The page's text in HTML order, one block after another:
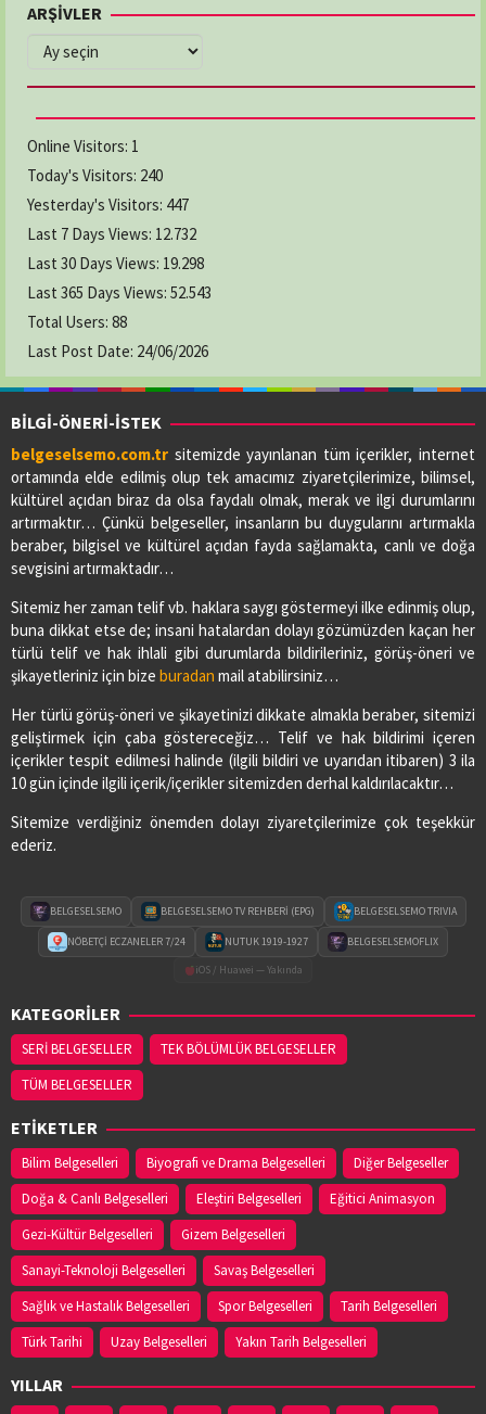
ARŞİVLER
ARŞİVLER
Online Visitors: 1
Today's Visitors: 240
Yesterday's Visitors: 447
Last 7 Days Views: 12.732
Last 30 Days Views: 19.298
Last 365 Days Views: 52.543
Total Users: 88
Last Post Date: 24/06/2026
BİLGİ-ÖNERİ-İSTEK
belgeselsemo.com.tr sitemizde yayınlanan tüm içerikler, internet
ortamında elde edilmiş olup tek amacımız ziyaretçilerimize, bilimsel,
kültürel açıdan biraz da olsa faydalı olmak, merak ve ilgi durumlarını
artırmaktır… Çünkü belgeseller, insanların bu duygularını artırmakla
beraber, bilgisel ve kültürel açıdan fayda sağlamakta, canlı ve doğa
sevgisini artırmaktadır…
Sitemiz her zaman telif vb. haklara saygı göstermeyi ilke edinmiş olup,
buna dikkat etse de; insani hatalardan dolayı gözümüzden kaçan her
türlü telif ve hak ihlali gibi durumlarda bildirileriniz, görüş-öneri ve
şikayetleriniz için bize buradan mail atabilirsiniz…
Her türlü görüş-öneri ve şikayetinizi dikkate almakla beraber, sitemizi
geliştirmek için çaba göstereceğiz… Telif ve hak bildirimi içeren
içerikler tespit edilmesi halinde (ilgili bildiri ve uyarıdan itibaren) 3 ila
10 gün içinde ilgili içerik/içerikler sitemizden derhal kaldırılacaktır…
Sitemize verdiğiniz önemden dolayı ziyaretçilerimize çok teşekkür
ederiz.
BELGESELSEMO BELGESELSEMO TV REHBERİ (EPG) BELGESELSEMO TRIVIA
NÖBETÇİ ECZANELER 7/24 NUTUK 1919-1927
BELGESELSEMOFLIX
iOS / Huawei — Yakında
KATEGORİLER
SERİ BELGESELLER
TEK BÖLÜMLÜK BELGESELLER
TÜM BELGESELLER
ETİKETLER
Bilim Belgeselleri Biyografi ve Drama Belgeselleri
Diğer Belgeseller
Doğa & Canlı Belgeselleri
Eleştiri Belgeselleri
Eğitici Animasyon
Gezi-Kültür Belgeselleri
Gizem Belgeselleri
Sanayi-Teknoloji Belgeselleri
Savaş Belgeselleri
Sağlık ve Hastalık Belgeselleri
Spor Belgeselleri
Tarih Belgeselleri
Türk Tarihi
Uzay Belgeselleri Yakın Tarih Belgeselleri
YILLAR